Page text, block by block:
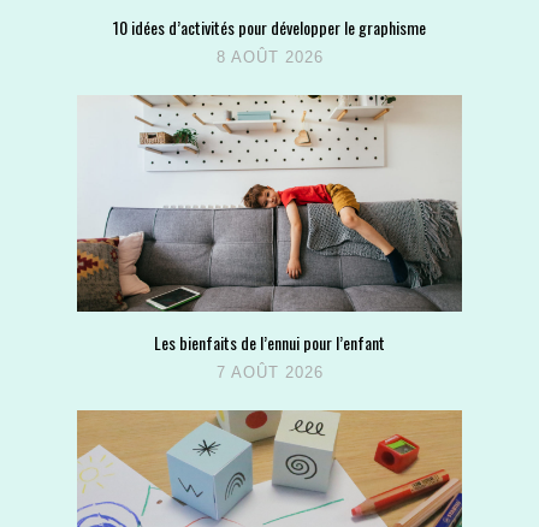
10 idées d’activités pour développer le graphisme
8 AOÛT 2026
Les bienfaits de l’ennui pour l’enfant
7 AOÛT 2026